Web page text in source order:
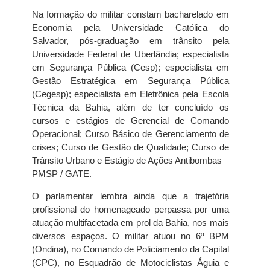
Na formação do militar constam bacharelado em
Economia pela Universidade Católica do
Salvador, pós-graduação em trânsito pela
Universidade Federal de Uberlândia; especialista
em Segurança Pública (Cesp); especialista em
Gestão Estratégica em Segurança Pública
(Cegesp); especialista em Eletrônica pela Escola
Técnica da Bahia, além de ter concluído os
cursos e estágios de Gerencial de Comando
Operacional; Curso Básico de Gerenciamento de
crises; Curso de Gestão de Qualidade; Curso de
Trânsito Urbano e Estágio de Ações Antibombas –
PMSP / GATE.
O parlamentar lembra ainda que a trajetória
profissional do homenageado perpassa por uma
atuação multifacetada em prol da Bahia, nos mais
diversos espaços. O militar atuou no 6º BPM
(Ondina), no Comando de Policiamento da Capital
(CPC), no Esquadrão de Motociclistas Águia e